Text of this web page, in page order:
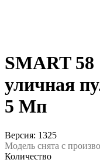
SMART 58
уличная
5 Мп
Версия: 1325
Модель снята с
Количество